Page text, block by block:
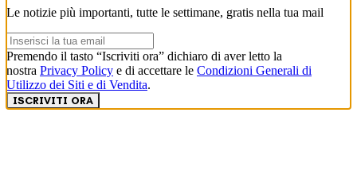
Le notizie più importanti, tutte le settimane, gratis nella tua mail
Premendo il tasto “Iscriviti ora” dichiaro di aver letto la
nostra Privacy Policy e di accettare le Condizioni Generali di
Utilizzo dei Siti e di Vendita.
ISCRIVITI ORA